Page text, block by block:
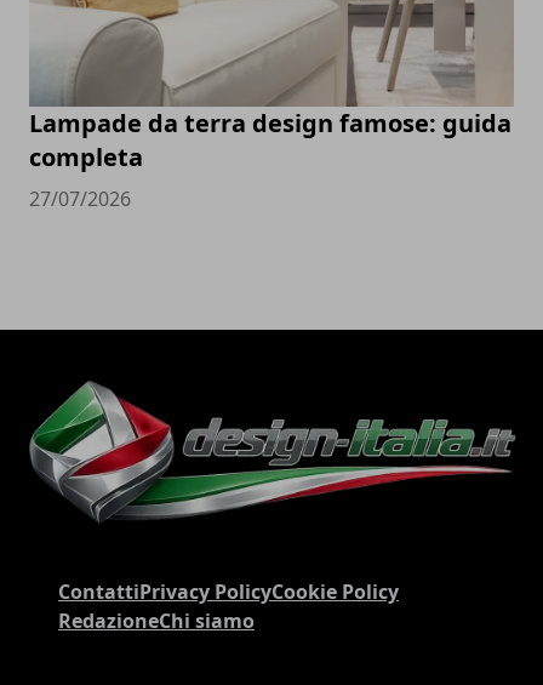
Lampade da terra design famose: guida
completa
27/07/2026
ContattiPrivacy PolicyCookie Policy
RedazioneChi siamo